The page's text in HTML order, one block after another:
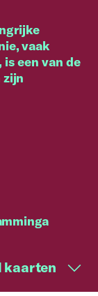
vaak
een van de
zijn
kaarten